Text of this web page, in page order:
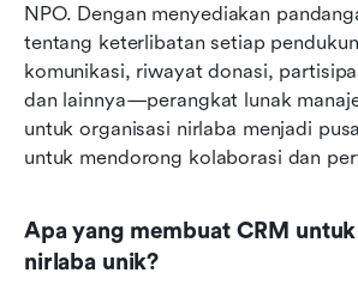
NPO. Dengan menyediakan
tentang keterlibatan setiap
komunikasi, riwayat donasi,
dan lainnya—perangkat lunak
untuk organisasi nirlaba menjadi
untuk mendorong kolaborasi dan
Apa yang membuat CRM
nirlaba unik?